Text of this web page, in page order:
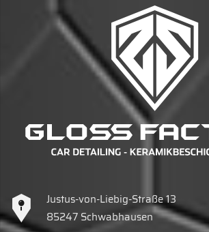
Justus-von-Liebig-Straße 13
85247 Schwabhausen